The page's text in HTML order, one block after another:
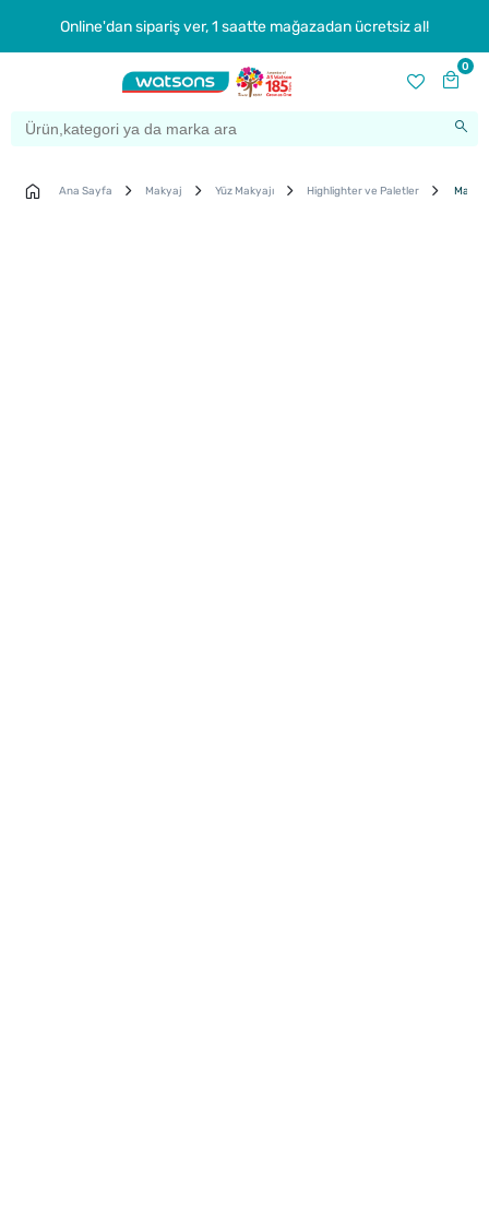
Online'dan sipariş ver, 1 saatte mağazadan ücretsiz al!
0
Ana Sayfa Makyaj Yüz Makyajı Highlighter ve Paletler